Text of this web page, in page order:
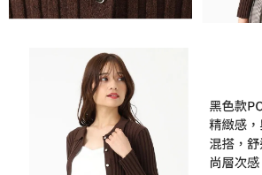
semakan khusus" yang tidak lulus, ini
penilaian tidak mencukupi, tiada penjelasan
【Penerangan Kaedah Pembayaran】
1. Pembayaran ansuran tidak digabungkan
"Pembayaran Ansuran Gogo" akan menghantar
pembayaran selepas tarikh penyelesaian
2. Melalui pautan SMS untuk membuka bil, anda
membayar melalui "Kod bar kedai serbaneka /
Mobile / Pemindahan bank / Pembayaran J街口 /